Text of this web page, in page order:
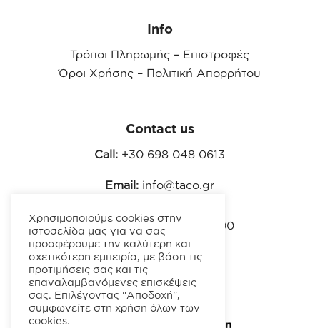
Info
Τρόποι Πληρωμής – Επιστροφές
Όροι Χρήσης – Πολιτική Απορρήτου
Contact us
Call: +30 698 048 0613
Email: info@taco.gr
ΑΡ. ΓΕΜΗ. 129978303000
Χρησιμοποιούμε cookies στην
ιστοσελίδα μας για να σας
προσφέρουμε την καλύτερη και
σχετικότερη εμπειρία, με βάση τις
προτιμήσεις σας και τις
επαναλαμβανόμενες επισκέψεις
σας. Επιλέγοντας "Αποδοχή",
συμφωνείτε στη χρήση όλων των
cookies.